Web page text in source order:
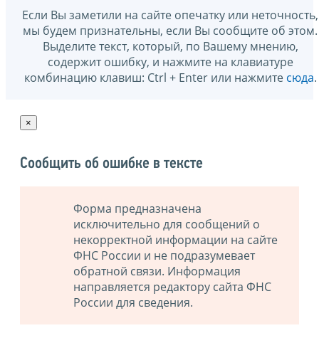
Если Вы заметили на сайте опечатку или неточность,
мы будем признательны, если Вы сообщите об этом.
Выделите текст, который, по Вашему мнению,
содержит ошибку, и нажмите на клавиатуре
комбинацию клавиш: Ctrl + Enter или нажмите сюда.
×
Сообщить об ошибке в тексте
Форма предназначена
исключительно для сообщений о
некорректной информации на сайте
ФНС России и не подразумевает
обратной связи. Информация
направляется редактору сайта ФНС
России для сведения.